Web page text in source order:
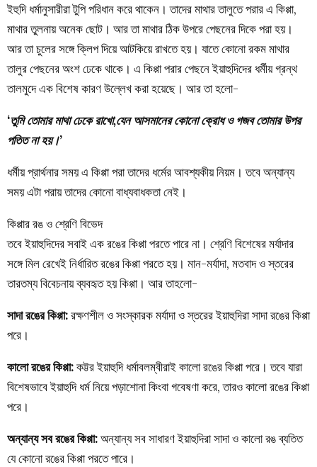
ইহুদি ধর্মানুসারীরা টুপি পরিধান করে থাকেন। তাদের মাথার তালুতে পরার এ কিপ্পা,
মাথার তুলনায় অনেক ছোট। আর তা মাথার ঠিক উপরে পেছনের দিকে পরা হয়।
আর তা চুলের সঙ্গে ক্লিপ দিয়ে আটকিয়ে রাখতে হয়। যাতে কোনো রকম মাথার
তালুর পেছনের অংশ ঢেকে থাকে। এ কিপ্পা পরার পেছনে ইয়াহুদিদের ধর্মীয় গ্রন্থ
তালমুদে এক বিশেষ কারণ উল্লেখ করা হয়েছে। আর তা হলো-
‘তুমি তোমার মাথা ঢেকে রাখো,যেন আসমানের কোনো ক্রোধ ও গজব তোমার উপর
পতিত না হয়।’
ধর্মীয় প্রার্থনার সময় এ কিপ্পা পরা তাদের ধর্মের আবশ্যকীয় নিয়ম। তবে অন্যান্য
সময় এটা পরায় তাদের কোনো বাধ্যবাধকতা নেই।
কিপ্পার রঙ ও শ্রেণি বিভেদ
তবে ইয়াহুদিদের সবাই এক রঙের কিপ্পা পরতে পারে না। শ্রেণি বিশেষের মর্যাদার
সঙ্গে মিল রেখেই নির্ধারিত রঙের কিপ্পা পরতে হয়। মান-মর্যাদা, মতবাদ ও স্তরের
তারতম্য বিবেচনায় ব্যবহৃত হয় কিপ্পা। আর তাহলো-
সাদা রঙের কিপ্পা:রক্ষণশীল ও সংস্কারক মর্যাদা ও স্তরের ইয়াহুদিরা সাদা রঙের কিপ্পা
পরে।
কালো রঙের কিপ্পা:কট্টর ইয়াহুদি ধর্মাবলম্বীরাই কালো রঙের কিপ্পা পরে। তবে যারা
বিশেষভাবে ইয়াহুদি ধর্ম নিয়ে পড়াশোনা কিংবা গবেষণা করে, তারও কালো রঙের কিপ্পা
পরে।
অন্যান্য সব রঙের কিপ্পা:অন্যান্য সব সাধারণ ইয়াহুদিরা সাদা ও কালো রঙ ব্যতিত
যে কোনো রঙের কিপ্পা পরতে পারে।